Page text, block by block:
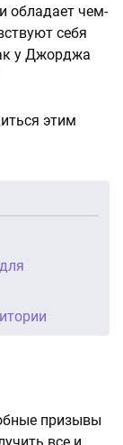
обладает чем-
себя
у Джорджа
призывы